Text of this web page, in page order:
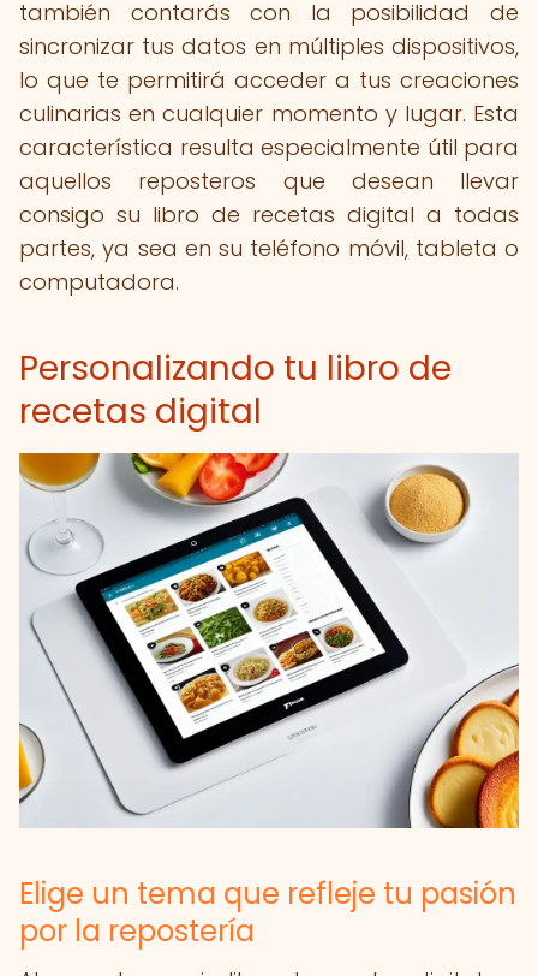
también contarás con la posibilidad de
sincronizar tus datos en múltiples dispositivos,
lo que te permitirá acceder a tus creaciones
culinarias en cualquier momento y lugar. Esta
característica resulta especialmente útil para
aquellos reposteros que desean llevar
consigo su libro de recetas digital a todas
partes, ya sea en su teléfono móvil, tableta o
computadora.
Personalizando tu libro de
recetas digital
Elige un tema que refleje tu pasión
por la repostería